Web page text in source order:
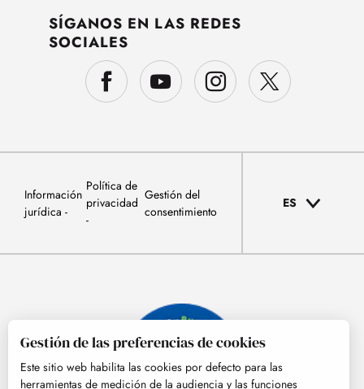
SÍGANOS EN LAS REDES
SOCIALES
Información
jurídica
Política de
privacidad
Gestión del
consentimiento
ES
Gestión de las preferencias de cookies
Este sitio web habilita las cookies por defecto para las
herramientas de medición de la audiencia y las funciones